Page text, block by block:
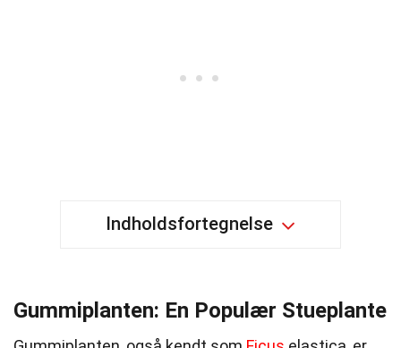
Indholdsfortegnelse
Gummiplanten: En Populær Stueplante